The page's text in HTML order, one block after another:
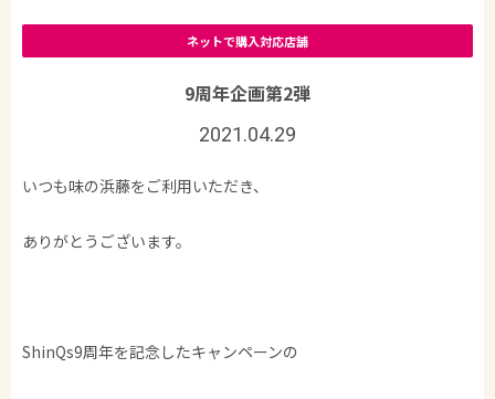
ネットで購入対応店舗
9周年企画第2弾
2021.04.29
いつも味の浜藤をご利用いただき、
ありがとうございます。
ShinQs9周年を記念したキャンペーンの